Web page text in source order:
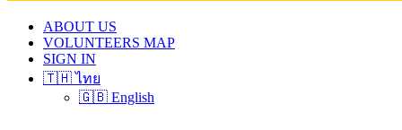
ABOUT US
VOLUNTEERS MAP
SIGN IN
🇹🇭 ไทย
🇬🇧 English